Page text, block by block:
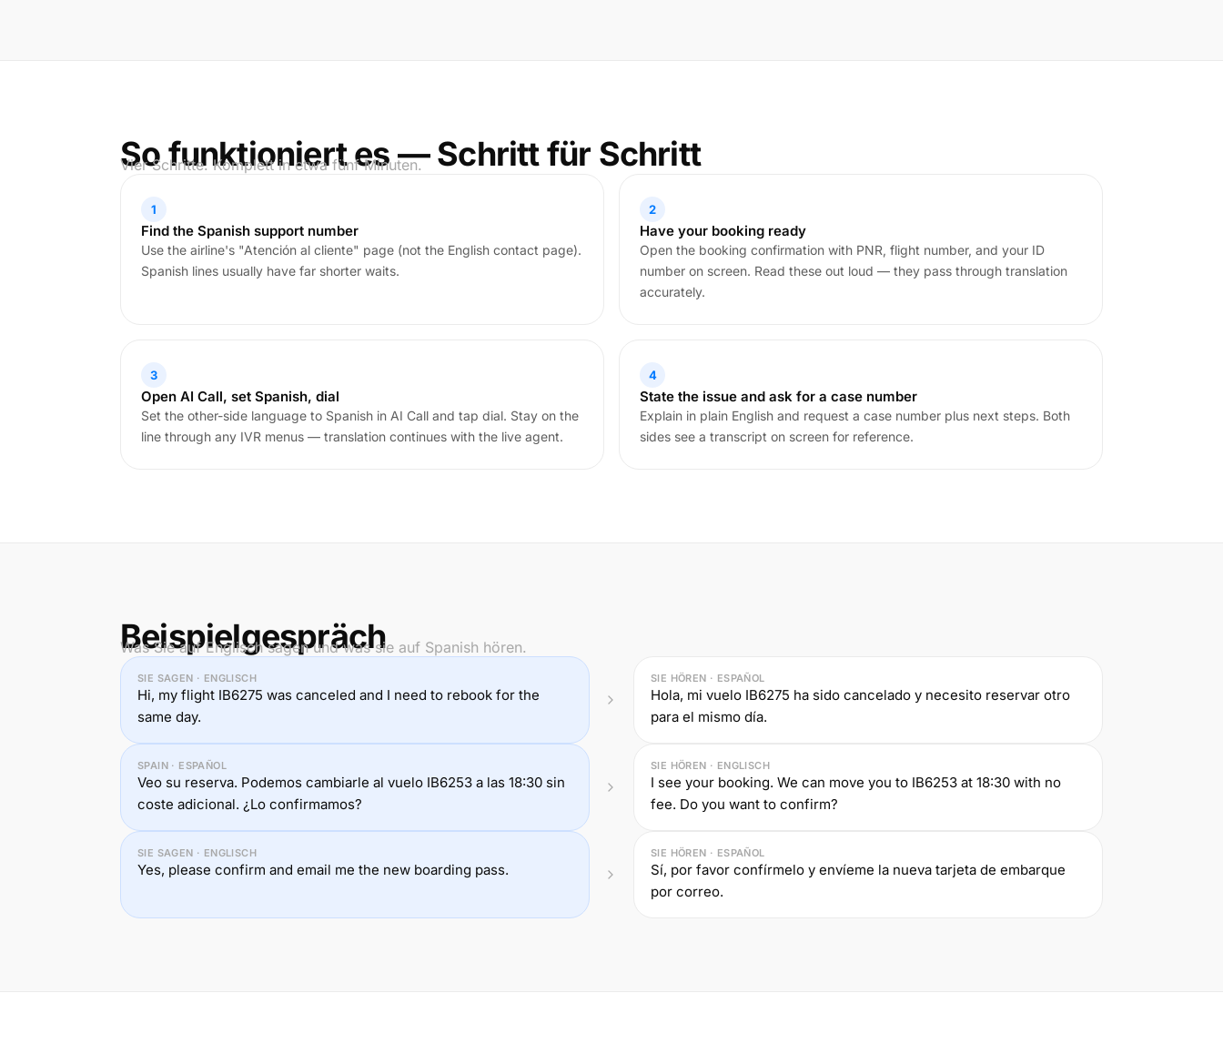
So funktioniert es — Schritt für Schritt
Vier Schritte. Komplett in etwa fünf Minuten.
1
Find the Spanish support number
Use the airline's "Atención al cliente" page (not the English contact page).
Spanish lines usually have far shorter waits.
2
Have your booking ready
Open the booking confirmation with PNR, flight number, and your ID
number on screen. Read these out loud — they pass through translation
accurately.
3
Open AI Call, set Spanish, dial
Set the other-side language to Spanish in AI Call and tap dial. Stay on the
line through any IVR menus — translation continues with the live agent.
4
State the issue and ask for a case number
Explain in plain English and request a case number plus next steps. Both
sides see a transcript on screen for reference.
Beispielgespräch
Was Sie auf Englisch sagen und was sie auf Spanish hören.
SIE SAGEN · ENGLISCH
Hi, my flight IB6275 was canceled and I need to rebook for the
same day.
SIE HÖREN · ESPAÑOL
Hola, mi vuelo IB6275 ha sido cancelado y necesito reservar otro
para el mismo día.
SPAIN · ESPAÑOL
Veo su reserva. Podemos cambiarle al vuelo IB6253 a las 18:30 sin
coste adicional. ¿Lo confirmamos?
SIE HÖREN · ENGLISCH
I see your booking. We can move you to IB6253 at 18:30 with no
fee. Do you want to confirm?
SIE SAGEN · ENGLISCH
Yes, please confirm and email me the new boarding pass.
SIE HÖREN · ESPAÑOL
Sí, por favor confírmelo y envíeme la nueva tarjeta de embarque
por correo.